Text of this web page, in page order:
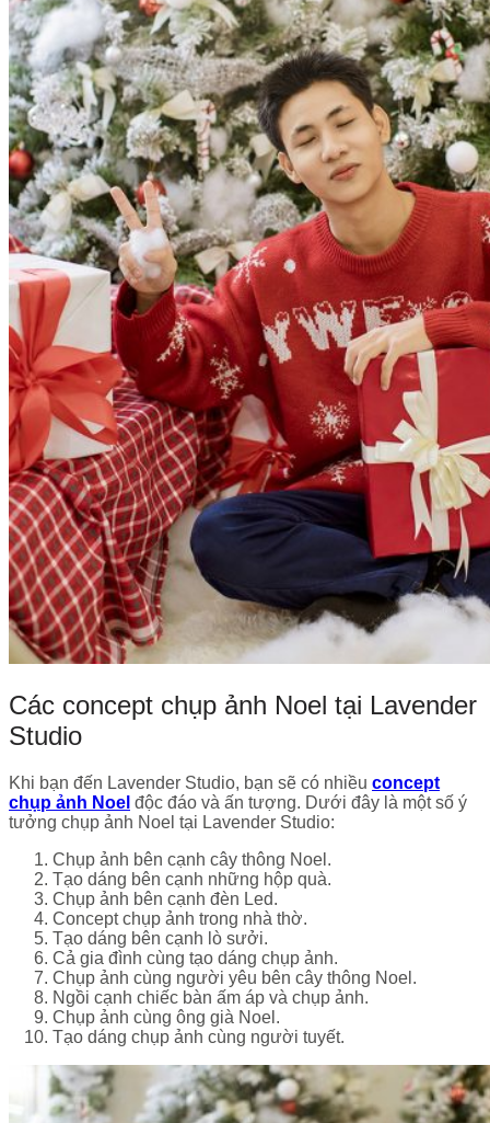
Các concept chụp ảnh Noel tại Lavender
Studio
Khi bạn đến Lavender Studio, bạn sẽ có nhiều concept
chụp ảnh Noel độc đáo và ấn tượng. Dưới đây là một số ý
tưởng chụp ảnh Noel tại Lavender Studio:
Chụp ảnh bên cạnh cây thông Noel.
Tạo dáng bên cạnh những hộp quà.
Chụp ảnh bên cạnh đèn Led.
Concept chụp ảnh trong nhà thờ.
Tạo dáng bên cạnh lò sưởi.
Cả gia đình cùng tạo dáng chụp ảnh.
Chụp ảnh cùng người yêu bên cây thông Noel.
Ngồi cạnh chiếc bàn ấm áp và chụp ảnh.
Chụp ảnh cùng ông già Noel.
Tạo dáng chụp ảnh cùng người tuyết.